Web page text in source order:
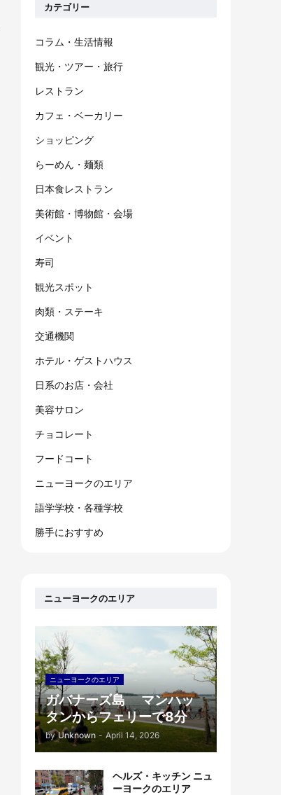
カテゴリー
コラム・生活情報
観光・ツアー・旅行
レストラン
カフェ・ベーカリー
ショッピング
らーめん・麺類
日本食レストラン
美術館・博物館・会場
イベント
寿司
観光スポット
肉類・ステーキ
交通機関
ホテル・ゲストハウス
日系のお店・会社
美容サロン
チョコレート
フードコート
ニューヨークのエリア
語学学校・各種学校
勝手におすすめ
ニューヨークのエリア
ニューヨークのエリア
ガバナーズ島 マンハッ
タンからフェリーで8分
by Unknown - April 14, 2026
ヘルズ・キッチン ニュ
ーヨークのエリア